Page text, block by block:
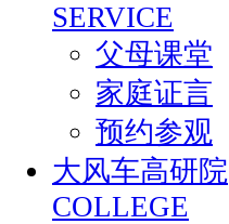
SERVICE
父母课堂
家庭证言
预约参观
大风车高研院
COLLEGE